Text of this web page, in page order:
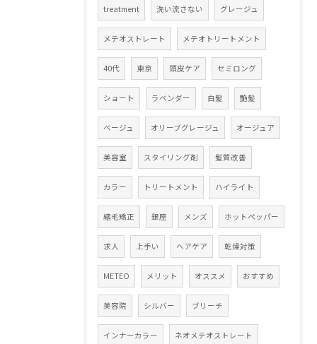
treatment 洗い流さない グレージュ
メテオストレート メテオトリートメント
40代 東京 頭皮ケア セミロング
ショート ラベンダー 白髪 艶髪
ベージュ オリーブグレージュ オージュア
美容室 スタイリング剤 髪質改善
カラー トリートメント ハイライト
縮毛矯正 銀座 メンズ ホットペッパー
求人 上手い ヘアケア 乾燥対策
METEO メリット オススメ おすすめ
美容院 シルバー ブリーチ
インナーカラー ネオメテオストレート